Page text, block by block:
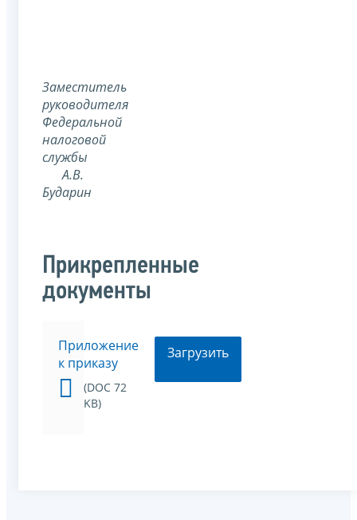
Заместитель
руководителя
Федеральной
налоговой
службы
А.В.
Бударин
Прикрепленные
документы
Приложение
к приказу
(DOC 72
KB)
Загрузить